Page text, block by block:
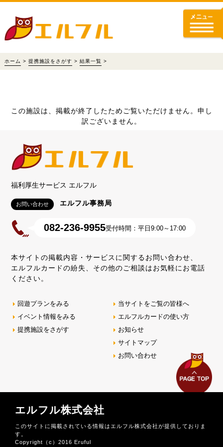
ホーム > 提携施設をさがす > 結果一覧 >
この施設は、掲載が終了したためご覧いただけません。申し
訳ございません。
福利厚生サービス エルフル
お問い合わせ エルフル事務局
082-236-9955受付時間：平日9:00～17:00
本サイトの掲載内容・サービスに関するお問い合わせ、
エルフルカードの紛失、その他のご相談はお気軽にお電話
ください。
回遊プランをみる
イベント情報をみる
提携施設をさがす
当サイトをご覧の皆様へ
エルフルカードの使い方
お知らせ
サイトマップ
お問い合わせ
エルフル株式会社
このサイトに掲載されている情報はエルフル株式会社が提供しておりま
す。
Copyright（c）2016 Eruful